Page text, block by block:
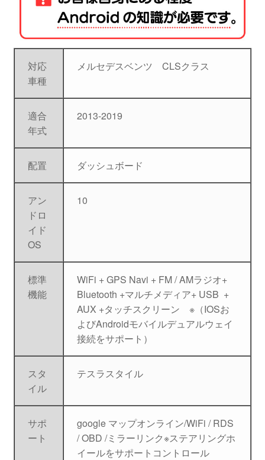
対応
車種
メルセデスベンツ CLSクラス
適合
年式
2013-2019
配置 ダッシュボード
アン
ドロ
イド
OS
10
標準
機能
WiFi + GPS Navi + FM / AMラジオ+
Bluetooth +マルチメディア+ USB +
AUX +タッチスクリーン ※（IOSお
よびAndroidモバイルデュアルウェイ
接続をサポート）
スタ
イル
テスラスタイル
サポ
ート
google マップオンライン/WiFi / RDS
/ OBD /ミラーリンク※ステアリングホ
イールをサポートコントロール